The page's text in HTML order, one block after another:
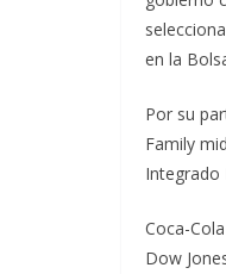
en la
Por su
Family
Integrado
Coca-
Dow